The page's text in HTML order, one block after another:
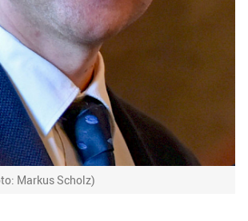
Markus Scholz)